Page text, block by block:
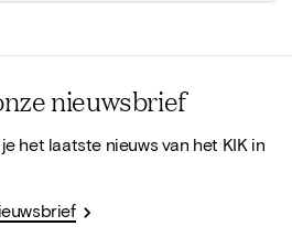
nieuwsbrief
het laatste nieuws van het KIK in